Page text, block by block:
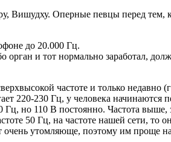
Вишудху. Оперные певцы перед тем,
до 20.000 Гц.
и тот нормально заработал,
частоте и только недавно
220-230 Гц, у человека
но 110 В постоянно. Частота выше,
50 Гц, на частоте нашей сети, то
очень утомляюще, поэтому им проще